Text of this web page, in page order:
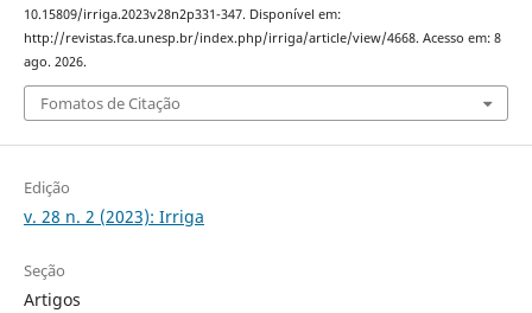
10.15809/irriga.2023v28n2p331-347. Disponível em:
http://revistas.fca.unesp.br/index.php/irriga/article/view/4668. Acesso em: 8
ago. 2026.
Fomatos de Citação
Edição
v. 28 n. 2 (2023): Irriga
Seção
Artigos